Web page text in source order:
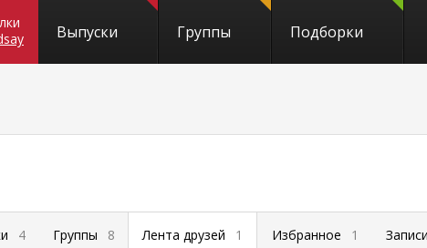
Выпуски Группы Подборки
4 Группы 8 Лента друзей 1 Избранное 1 Записи